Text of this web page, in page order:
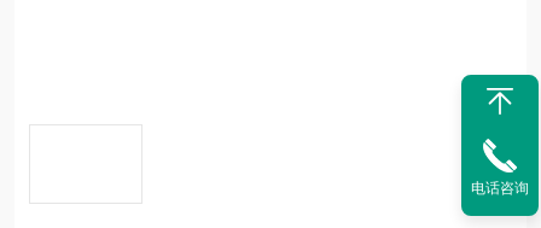
电话咨询